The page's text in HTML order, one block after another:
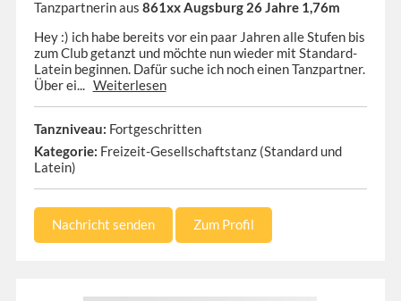
Tanzpartnerin aus 861xx Augsburg 26 Jahre 1,76m
Hey :) ich habe bereits vor ein paar Jahren alle Stufen bis
zum Club getanzt und möchte nun wieder mit Standard-
Latein beginnen. Dafür suche ich noch einen Tanzpartner.
Über ei... Weiterlesen
Tanzniveau: Fortgeschritten
Kategorie: Freizeit-Gesellschaftstanz (Standard und
Latein)
Nachricht senden Zum Profil